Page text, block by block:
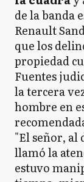
de la banda
Renault
que los
propiedad
Fuentes
la tercera
hombre en
"El señor, al
llamó la
estuvo